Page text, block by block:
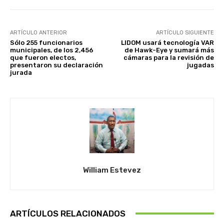
ARTÍCULO ANTERIOR
Sólo 255 funcionarios
municipales, de los 2,456
que fueron electos,
presentaron su declaración
jurada
ARTÍCULO SIGUIENTE
LIDOM usará tecnología VAR
de Hawk-Eye y sumará más
cámaras para la revisión de
jugadas
William Estevez
ARTÍCULOS RELACIONADOS